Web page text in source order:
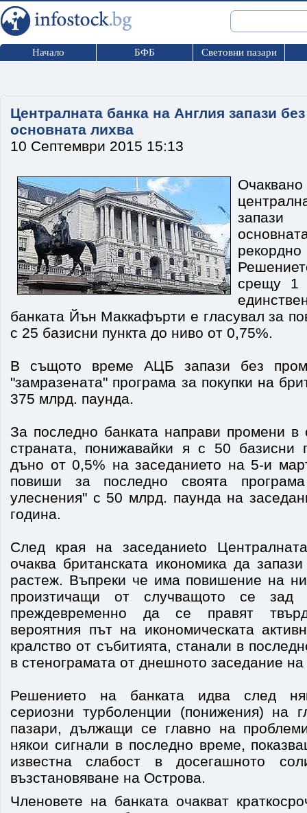
Начало БФБ Световни пазари
Централната банка на Англия запази
основната лихва
10 Септември 2015 15:13
срещу 1
банката Йън Маккафърти е гласувал за
с 25 базисни пункта до ниво от 0,75%.
В същото време АЦБ запази без
"замразената" програма за покупки на
375 млрд. паунда.
За последно банката направи промени в
страната, понижавайки я с 50 базисни
дъно от 0,5% на заседанието на 5-и
повиши за последно своята
улеснения" с 50 млрд. паунда на
година.
След края на заседаниеto
очаква британската икономика да
растеж. Въпреки че има повишение на
произтичащи от случващото се зад
преждевременно да се правят
вероятния път на икономическата
кралство от събитията, станали в
в стенограмата от днешното заседание
Решението на банката идва след
сериозни турболенции (понижения) на
пазари, дължащи се главно на
някои сигнали в последно време,
известна слабост в досегашното
възстановяване на Острова.
Членовете на банката очакват